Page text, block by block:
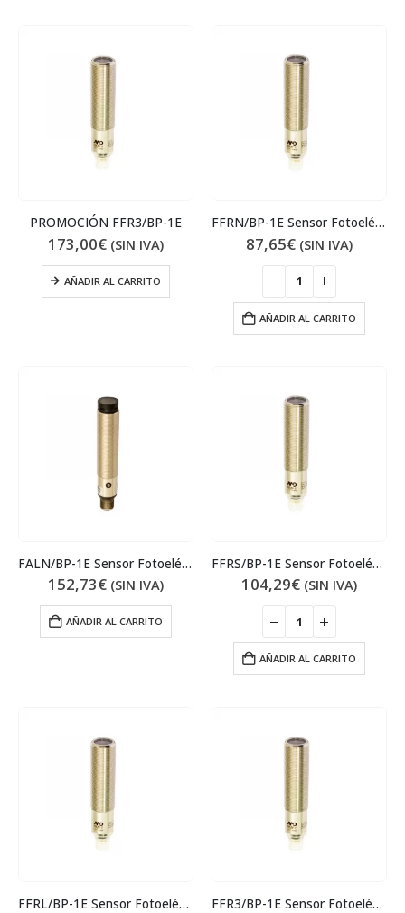
PROMOCIÓN FFR3/BP-1E
173,00€ (SIN IVA)
AÑADIR AL CARRITO
FFRN/BP-1E Sensor Fotoeléctrico
87,65€ (SIN IVA)
AÑADIR AL CARRITO
FALN/BP-1E Sensor Fotoeléctrico
152,73€ (SIN IVA)
AÑADIR AL CARRITO
FFRS/BP-1E Sensor Fotoeléctrico
104,29€ (SIN IVA)
AÑADIR AL CARRITO
FFRL/BP-1E Sensor Fotoeléctrico FFR3/BP-1E Sensor Fotoeléctrico